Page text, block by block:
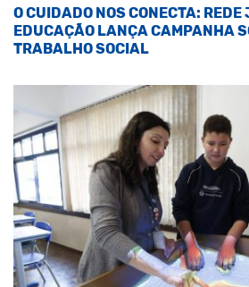
O CUIDADO NOS CONECTA:
EDUCAÇÃO LANÇA CAMPANHA
TRABALHO SOCIAL